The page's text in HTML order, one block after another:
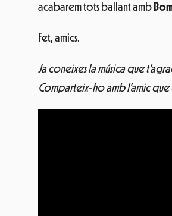
acabarem tots ballant amb
Fet, amics.
Ja coneixes la música que
Comparteix-ho amb l’amic